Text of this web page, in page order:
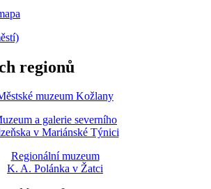
regionů
muzeum Kožlany
a galerie severního
v Mariánské Týnici
Regionální muzeum
K. A. Polánka v Žatci